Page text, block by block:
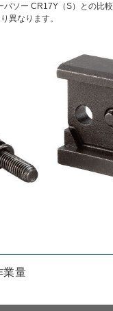
バソー CR17Y（S）との比
異なります。
業量